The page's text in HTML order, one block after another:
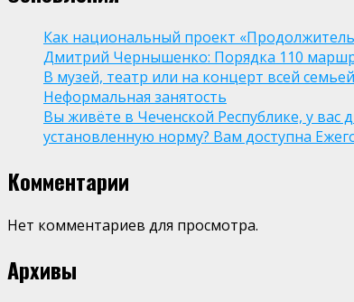
Как национальный проект
Дмитрий Чернышенко: Порядка 110
В музей, театр или на концерт всей
Неформальная занятость
Вы живёте в Чеченской Республике, у
установленную норму? Вам доступна
Комментарии
Нет комментариев для просмотра.
Архивы